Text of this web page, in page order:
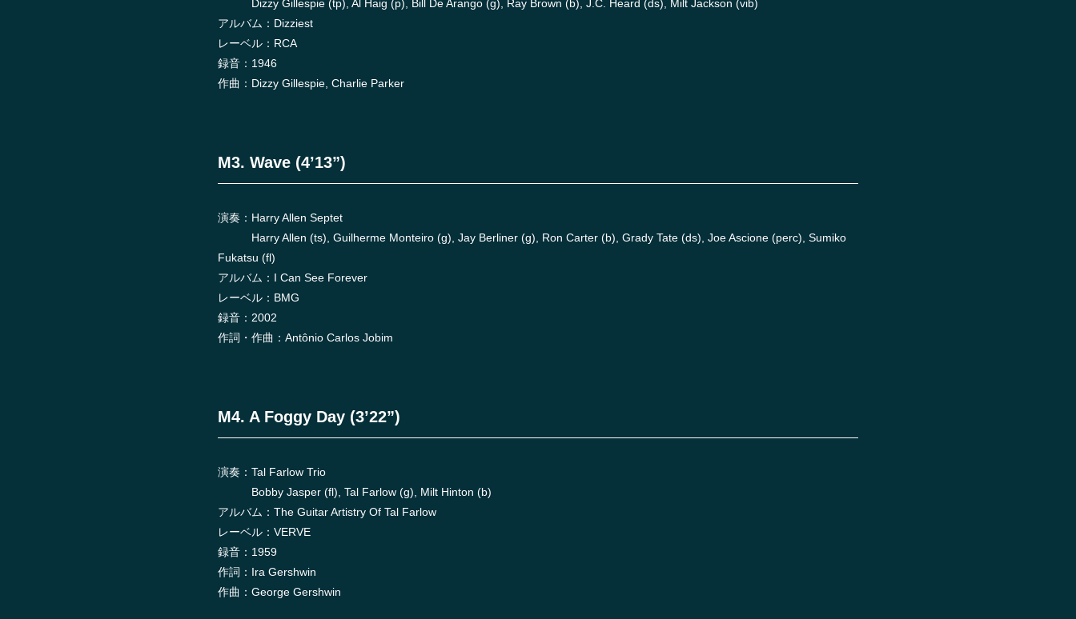
Dizzy Gillespie (tp), Al Haig (p), Bill De Arango (g), Ray Brown (b), J.C. Heard (ds), Milt Jackson (vib)
アルバム：Dizziest
レーベル：RCA
録音：1946
作曲：Dizzy Gillespie, Charlie Parker
M3. Wave (4’13”)
演奏：Harry Allen Septet
Harry Allen (ts), Guilherme Monteiro (g), Jay Berliner (g), Ron Carter (b), Grady Tate (ds), Joe Ascione (perc), Sumiko
Fukatsu (fl)
アルバム：I Can See Forever
レーベル：BMG
録音：2002
作詞・作曲：Antônio Carlos Jobim
M4. A Foggy Day (3’22”)
演奏：Tal Farlow Trio
Bobby Jasper (fl), Tal Farlow (g), Milt Hinton (b)
アルバム：The Guitar Artistry Of Tal Farlow
レーベル：VERVE
録音：1959
作詞：Ira Gershwin
作曲：George Gershwin